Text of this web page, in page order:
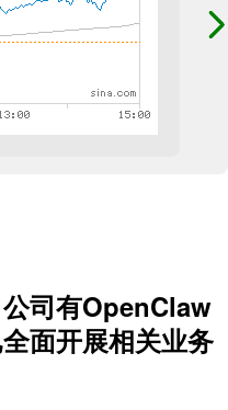
司有OpenClaw
面开展相关业务